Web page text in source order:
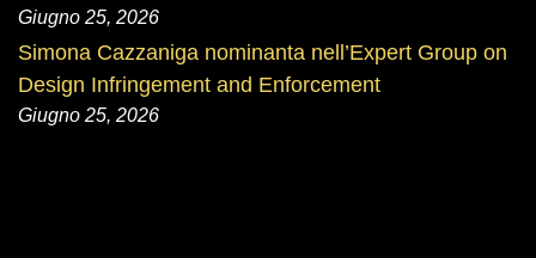
Giugno 25, 2026
Simona Cazzaniga nominanta nell’Expert Group on
Design Infringement and Enforcement
Giugno 25, 2026